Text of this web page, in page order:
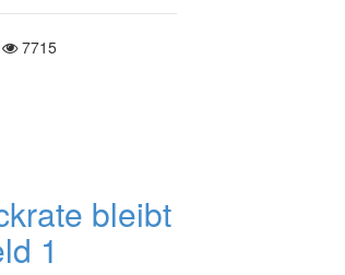
7715
bleibt
1